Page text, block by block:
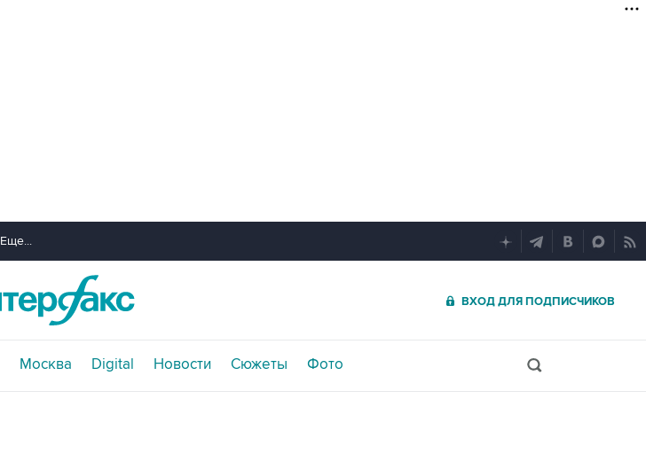
Еще...
ВХОД ДЛЯ ПОДПИСЧИКОВ
Москва Digital Новости Сюжеты Фото